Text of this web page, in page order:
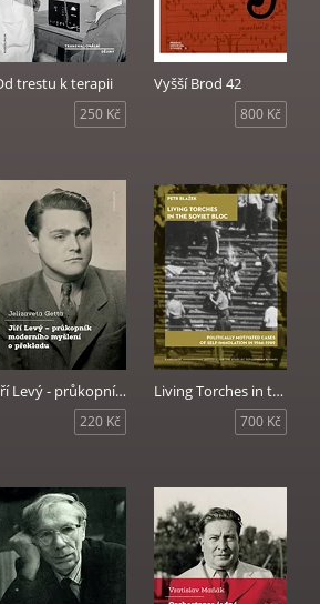
trestu k terapii
250 Kč
Vyšší Brod 42
800 Kč
Jiří Levý - průkopník moderního myšlení o překladu
220 Kč
Living Torches in the Soviet Bloc
700 Kč